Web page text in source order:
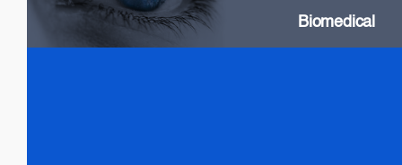
Biomedical